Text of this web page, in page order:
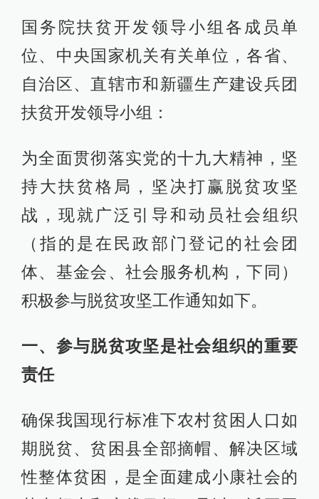
国务院扶贫开发领导小组各成员单
位、中央国家机关有关单位，各省、
自治区、直辖市和新疆生产建设兵团
扶贫开发领导小组：
为全面贯彻落实党的十九大精神，坚
持大扶贫格局，坚决打赢脱贫攻坚
战，现就广泛引导和动员社会组织
（指的是在民政部门登记的社会团
体、基金会、社会服务机构，下同）
积极参与脱贫攻坚工作通知如下。
一、参与脱贫攻坚是社会组织的重要
责任
确保我国现行标准下农村贫困人口如
期脱贫、贫困县全部摘帽、解决区域
性整体贫困，是全面建成小康社会的